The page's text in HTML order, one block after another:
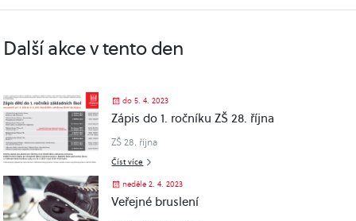
Další akce v tento den
do 5. 4. 2023
Zápis do 1. ročníku ZŠ 28. října
ZŠ 28. října
Číst více
neděle 2. 4. 2023
Veřejné bruslení